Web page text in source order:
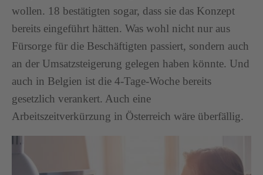
wollen. 18 bestätigten sogar, dass sie das Konzept
bereits eingeführt hätten. Was wohl nicht nur aus
Fürsorge für die Beschäftigten passiert, sondern auch
an der Umsatzsteigerung gelegen haben könnte. Und
auch in Belgien ist die 4-Tage-Woche bereits
gesetzlich verankert. Auch eine
Arbeitszeitverkürzung in Österreich wäre überfällig.